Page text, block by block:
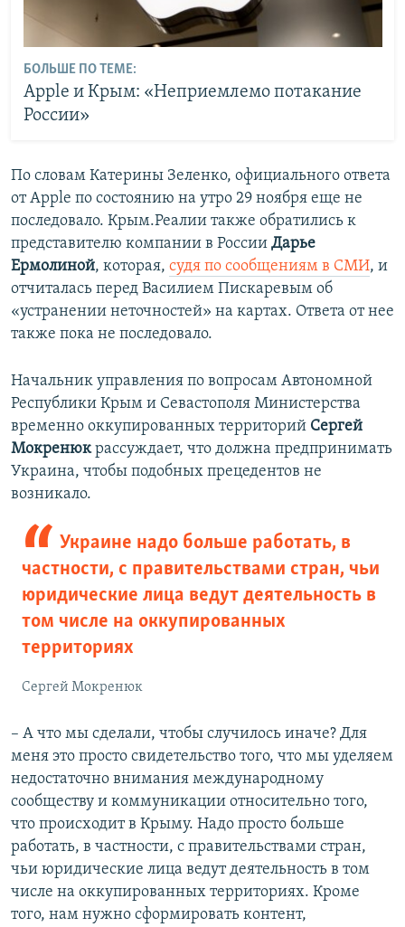
БОЛЬШЕ ПО ТЕМЕ:
Apple и Крым: «Неприемлемо потакание
России»
По словам Катерины Зеленко, официального ответа
от Apple по состоянию на утро 29 ноября еще не
последовало. Крым.Реалии также обратились к
представителю компании в России Дарье
Ермолиной, которая, судя по сообщениям в СМИ, и
отчиталась перед Василием Пискаревым об
«устранении неточностей» на картах. Ответа от нее
также пока не последовало.
Начальник управления по вопросам Автономной
Республики Крым и Севастополя Министерства
временно оккупированных территорий Сергей
Мокренюкрассуждает, что должна предпринимать
Украина, чтобы подобных прецедентов не
возникало.
Украине надо больше работать, в
частности, с правительствами стран, чьи
юридические лица ведут деятельность в
том числе на оккупированных
территориях
Сергей Мокренюк
– А что мы сделали, чтобы случилось иначе? Для
меня это просто свидетельство того, что мы уделяем
недостаточно внимания международному
сообществу и коммуникации относительно того,
что происходит в Крыму. Надо просто больше
работать, в частности, с правительствами стран,
чьи юридические лица ведут деятельность в том
числе на оккупированных территориях. Кроме
того, нам нужно сформировать контент,